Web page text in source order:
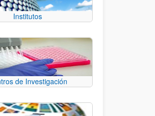
Institutos
de Investigación